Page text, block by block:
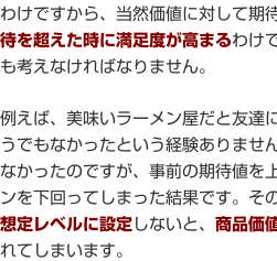
わけですから、当然価値に対して期
待を超えた時に満足度が高まるわけ
も考えなければなりません。
例えば、美味いラーメン屋だと友達
うでもなかったという経験ありませ
なかったのですが、事前の期待値を
ンを下回ってしまった結果です。そ
想定レベルに設定 しないと、 商品価
れてしまいます。